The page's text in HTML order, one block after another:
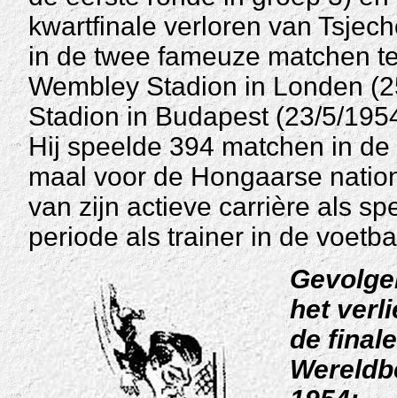
kwartfinale verloren van
in de twee fameuze matchen
Wembley Stadion in Londen
Stadion in Budapest (23/5/
Hij speelde 394 matchen in
maal voor de Hongaarse
van zijn actieve carrière als
periode als trainer in de
het
de